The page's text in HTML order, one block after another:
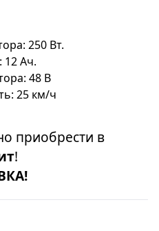
250 Вт.
12 Ач.
48 В
25 км/ч
приобрести в
!